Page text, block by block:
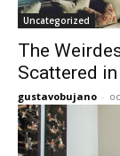
Uncategorized
The
Scattered
gustavobujano -